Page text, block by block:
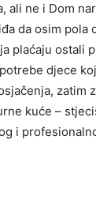
ne i Dom
da osim pola
plaćaju ostali
djece
zatim
kuće –
i